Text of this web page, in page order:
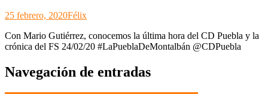
25 febrero, 2020Félix
Con Mario Gutiérrez, conocemos la última hora del CD Puebla y la
crónica del FS 24/02/20 #LaPueblaDeMontalbán @CDPuebla
Navegación de entradas